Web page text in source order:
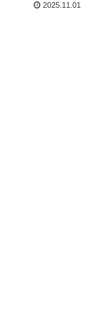
2025.11.01